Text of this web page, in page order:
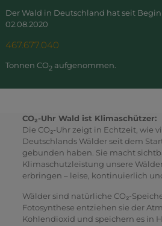
Der Wald in Deutschland hat seit
02.08.2020
467.677.041
Tonnen CO2aufgenommen.
CO₂-Uhr Wald ist Klimaschützer:
Die CO₂-Uhr zeigt in Echtzeit, wie
Deutschlands Wälder seit dem
gebunden haben. Sie macht
Klimaschutzleistung unsere
erbringen – leise, kontinuierlich
Wälder sind natürliche CO₂-
Fotosynthese entziehen sie der
Kohlendioxid und speichern es in